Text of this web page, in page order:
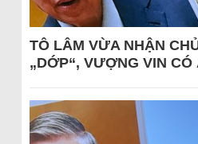
TÔ LÂM VỪA NHẬN
„DỚP“, VƯỢNG VIN